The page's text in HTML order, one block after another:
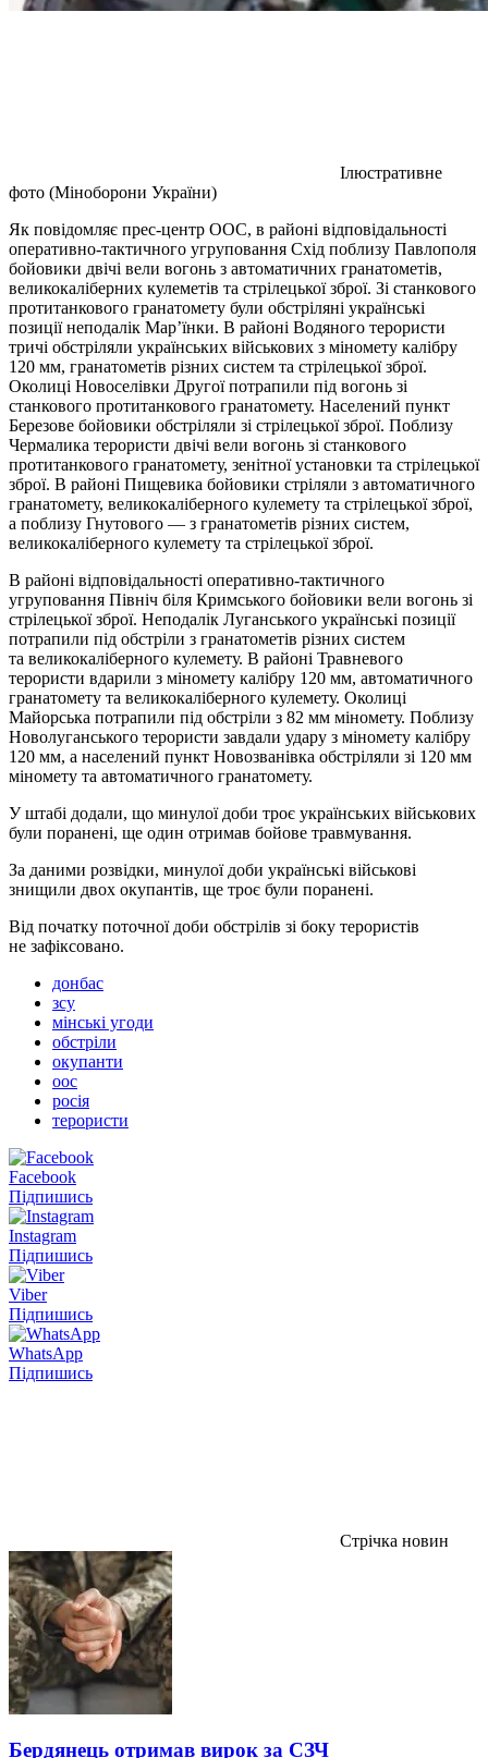
Ілюстративне
фото (Міноборони України)
Як повідомляє прес-центр ООС, в районі відповідальності
оперативно-тактичного угруповання Схід поблизу Павлополя
бойовики двічі вели вогонь з автоматичних гранатометів,
великокаліберних кулеметів та стрілецької зброї. Зі станкового
протитанкового гранатомету були обстріляні українські
позиції неподалік Мар’їнки. В районі Водяного терористи
тричі обстріляли українських військових з міномету калібру
120 мм, гранатометів різних систем та стрілецької зброї.
Околиці Новоселівки Другої потрапили під вогонь зі
станкового протитанкового гранатомету. Населений пункт
Березове бойовики обстріляли зі стрілецької зброї. Поблизу
Чермалика терористи двічі вели вогонь зі станкового
протитанкового гранатомету, зенітної установки та стрілецької
зброї. В районі Пищевика бойовики стріляли з автоматичного
гранатомету, великокаліберного кулемету та стрілецької зброї,
а поблизу Гнутового — з гранатометів різних систем,
великокаліберного кулемету та стрілецької зброї.
В районі відповідальності оперативно-тактичного
угруповання Північ біля Кримського бойовики вели вогонь зі
стрілецької зброї. Неподалік Луганського українські позиції
потрапили під обстріли з гранатометів різних систем
та великокаліберного кулемету. В районі Травневого
терористи вдарили з міномету калібру 120 мм, автоматичного
гранатомету та великокаліберного кулемету. Околиці
Майорська потрапили під обстріли з 82 мм міномету. Поблизу
Новолуганського терористи завдали удару з міномету калібру
120 мм, а населений пункт Новозванівка обстріляли зі 120 мм
міномету та автоматичного гранатомету.
У штабі додали, що минулої доби троє українських військових
були поранені, ще один отримав бойове травмування.
За даними розвідки, минулої доби українські військові
знищили двох окупантів, ще троє були поранені.
Від початку поточної доби обстрілів зі боку терористів
не зафіксовано.
донбас
зсу
мінські угоди
обстріли
окупанти
оос
росія
терористи
Facebook
Підпишись
Instagram
Підпишись
Viber
Підпишись
WhatsApp
Підпишись
Стрічка новин
Бердянець отримав вирок за СЗЧ